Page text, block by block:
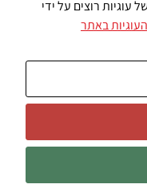
עוגיות רוצים על ידי
באתר